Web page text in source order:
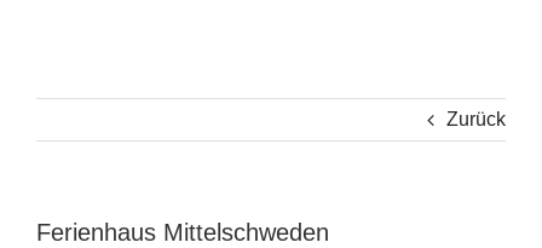
Zurück
Ferienhaus Mittelschweden